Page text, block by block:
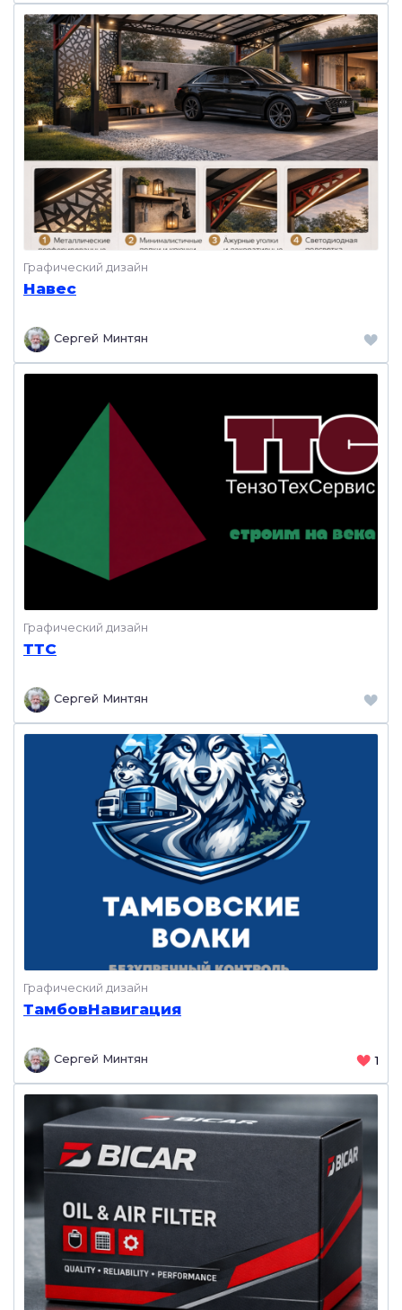
Графический дизайн
Навес
Сергей Минтян
Графический дизайн
ТТС
Сергей Минтян
Графический дизайн
ТамбовНавигация
Сергей Минтян 1